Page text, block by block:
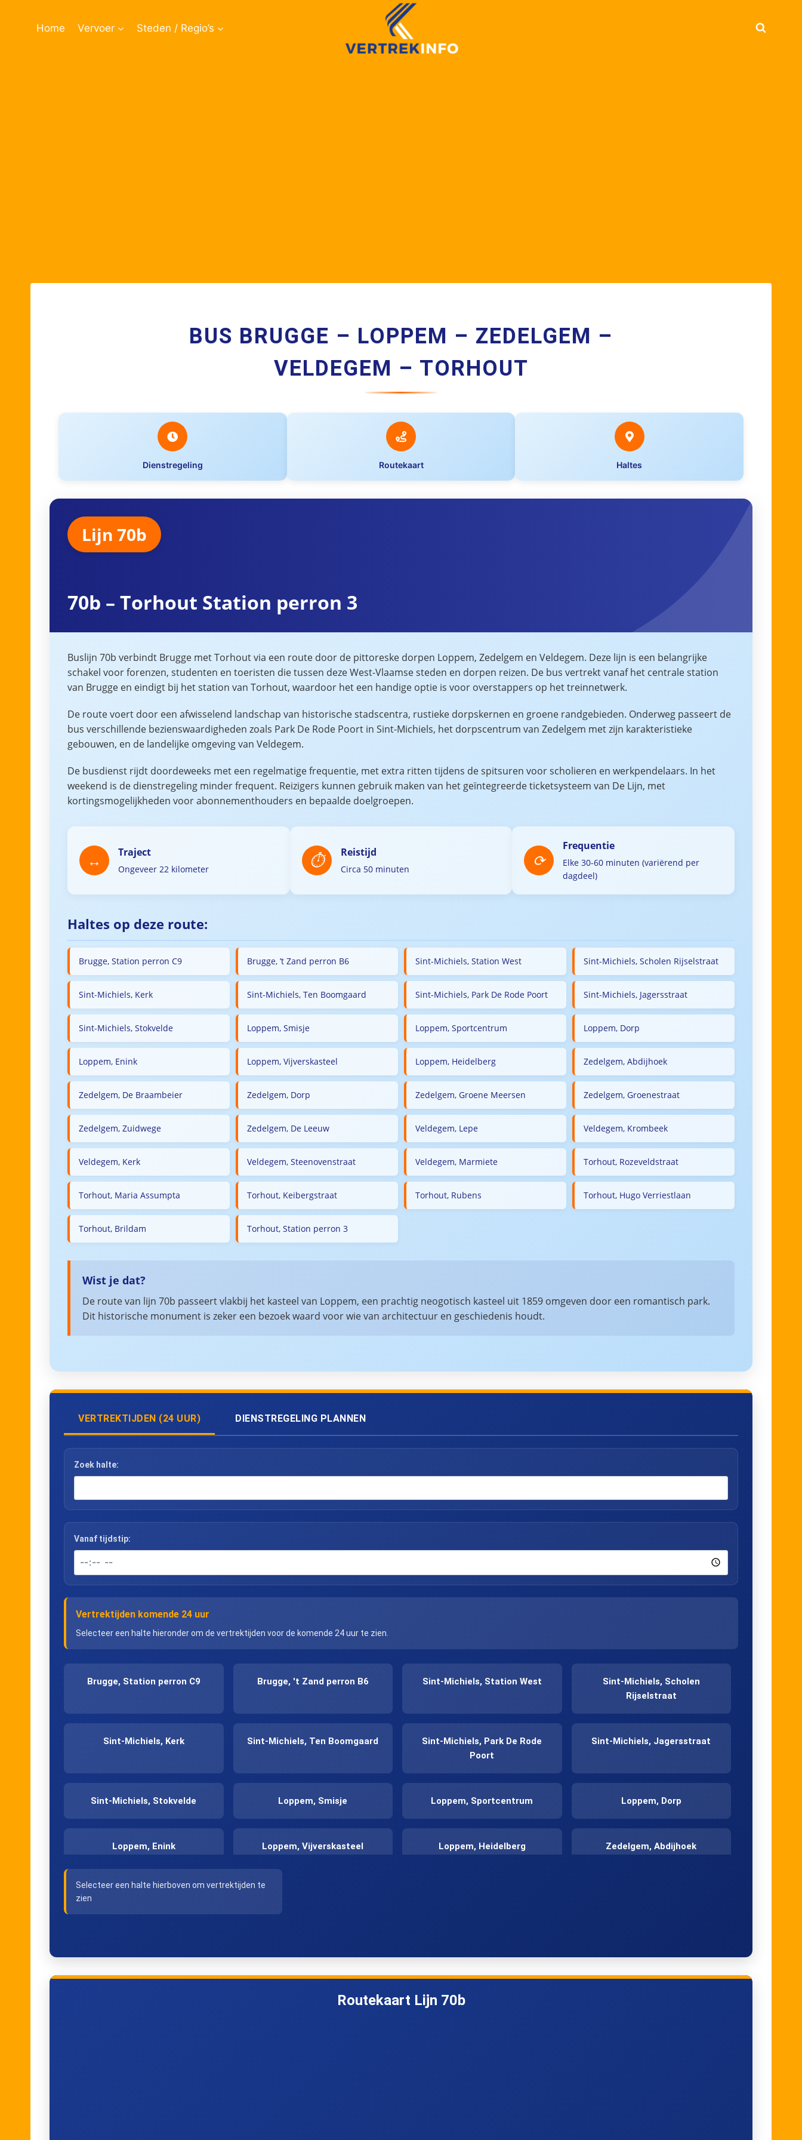
Home Vervoer Steden / Regio’s
BUS BRUGGE – LOPPEM – ZEDELGEM –
VELDEGEM – TORHOUT
Dienstregeling Routekaart Haltes
Lijn 70b
70b – Torhout Station perron 3
Buslijn 70b verbindt Brugge met Torhout via een route door de pittoreske dorpen Loppem, Zedelgem en Veldegem. Deze lijn is een belangrijke
schakel voor forenzen, studenten en toeristen die tussen deze West-Vlaamse steden en dorpen reizen. De bus vertrekt vanaf het centrale station
van Brugge en eindigt bij het station van Torhout, waardoor het een handige optie is voor overstappers op het treinnetwerk.
De route voert door een afwisselend landschap van historische stadscentra, rustieke dorpskernen en groene randgebieden. Onderweg passeert de
bus verschillende bezienswaardigheden zoals Park De Rode Poort in Sint-Michiels, het dorpscentrum van Zedelgem met zijn karakteristieke
gebouwen, en de landelijke omgeving van Veldegem.
De busdienst rijdt doordeweeks met een regelmatige frequentie, met extra ritten tijdens de spitsuren voor scholieren en werkpendelaars. In het
weekend is de dienstregeling minder frequent. Reizigers kunnen gebruik maken van het geïntegreerde ticketsysteem van De Lijn, met
kortingsmogelijkheden voor abonnementhouders en bepaalde doelgroepen.
Traject
Ongeveer 22 kilometer
Reistijd
Circa 50 minuten
Frequentie
Elke 30-60 minuten (variërend per
dagdeel)
Haltes op deze route:
Brugge, Station perron C9 Brugge, ’t Zand perron B6 Sint-Michiels, Station West Sint-Michiels, Scholen Rijselstraat
Sint-Michiels, Kerk Sint-Michiels, Ten Boomgaard Sint-Michiels, Park De Rode Poort Sint-Michiels, Jagersstraat
Sint-Michiels, Stokvelde Loppem, Smisje Loppem, Sportcentrum Loppem, Dorp
Loppem, Enink Loppem, Vijverskasteel Loppem, Heidelberg Zedelgem, Abdijhoek
Zedelgem, De Braambeier Zedelgem, Dorp Zedelgem, Groene Meersen Zedelgem, Groenestraat
Zedelgem, Zuidwege Zedelgem, De Leeuw Veldegem, Lepe Veldegem, Krombeek
Veldegem, Kerk Veldegem, Steenovenstraat Veldegem, Marmiete Torhout, Rozeveldstraat
Torhout, Maria Assumpta Torhout, Keibergstraat Torhout, Rubens Torhout, Hugo Verriestlaan
Torhout, Brildam Torhout, Station perron 3
Wist je dat?
De route van lijn 70b passeert vlakbij het kasteel van Loppem, een prachtig neogotisch kasteel uit 1859 omgeven door een romantisch park.
Dit historische monument is zeker een bezoek waard voor wie van architectuur en geschiedenis houdt.
VERTREKTIJDEN (24 UUR) DIENSTREGELING PLANNEN
Zoek halte:
Vanaf tijdstip:
Vertrektijden komende 24 uur
Selecteer een halte hieronder om de vertrektijden voor de komende 24 uur te zien.
Brugge, Station perron C9 Brugge, 't Zand perron B6 Sint-Michiels, Station West
Sint-Michiels, Scholen
Rijselstraat
Sint-Michiels, Kerk Sint-Michiels, Ten Boomgaard
Sint-Michiels, Park De Rode
Poort
Sint-Michiels, Jagersstraat
Sint-Michiels, Stokvelde Loppem, Smisje Loppem, Sportcentrum Loppem, Dorp
Loppem, Enink Loppem, Vijverskasteel Loppem, Heidelberg Zedelgem, Abdijhoek
Zedelgem, De Braambeier
Veldegem, Kerk Veldegem, Steenovenstraat Veldegem, Marmiete Torhout, Rozeveldstraat
Selecteer een halte hierboven om vertrektijden te
zien
Routekaart Lijn 70b